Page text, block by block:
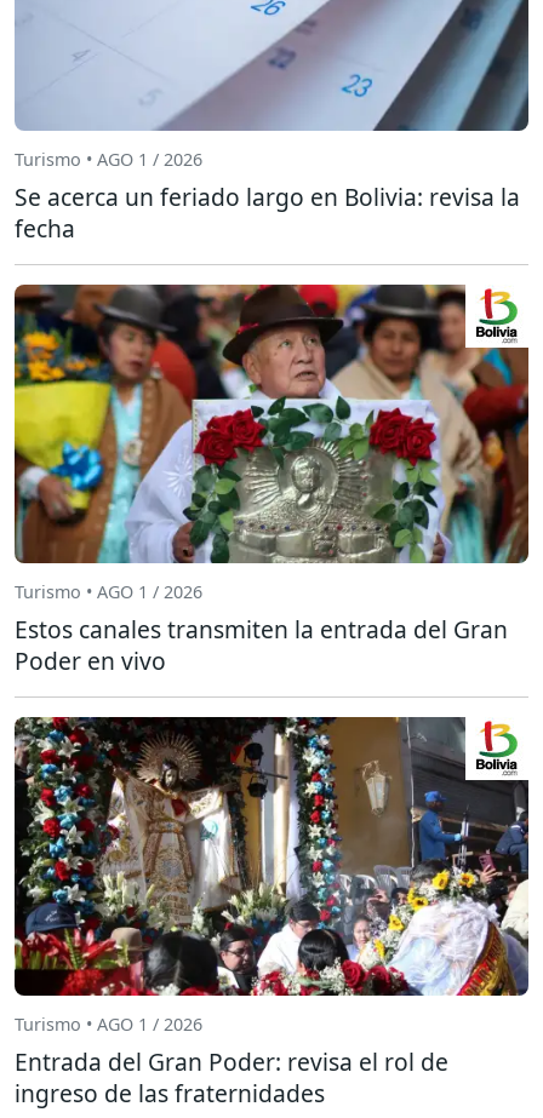
Turismo • AGO 1 / 2026
Se acerca un feriado largo en Bolivia: revisa la
fecha
Turismo • AGO 1 / 2026
Estos canales transmiten la entrada del Gran
Poder en vivo
Turismo • AGO 1 / 2026
Entrada del Gran Poder: revisa el rol de
ingreso de las fraternidades